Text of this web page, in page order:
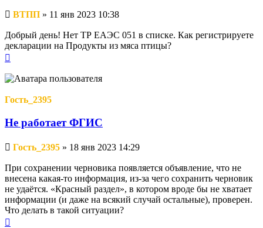
Непрочитанное
ВТПП » 11 янв 2023 10:38
Добрый день! Нет ТР ЕАЭС 051 в списке. Как регистрируете
декларации на Продукты из мяса птицы?
началу
Гость_2395
Не работает ФГИС
Непрочитанное
сообщение
Гость_2395 » 18 янв 2023 14:29
При сохранении черновика появляется объявление, что не
внесена какая-то информация, из-за чего сохранить черновик
не удаётся. «Красный раздел», в котором вроде бы не хватает
информации (и даже на всякий случай остальные), проверен.
Что делать в такой ситуации?